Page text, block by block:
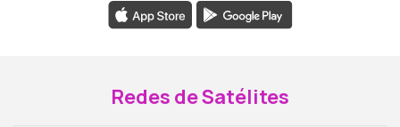
Redes de Satélites